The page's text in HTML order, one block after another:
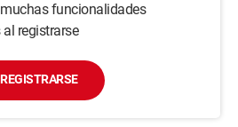
funcionalidades
registrarse
REGISTRARSE